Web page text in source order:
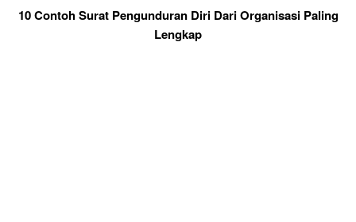
10 Contoh Surat Pengunduran Diri Dari Organisasi Paling
Lengkap